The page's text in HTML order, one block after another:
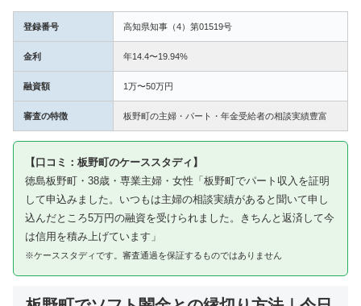
登録番号 高知県知事（4）第01519号
金利 年14.4〜19.94%
融資額 1万〜50万円
審査の特徴 板野町の主婦・パート・年金受給者の相談実績豊富
【口コミ：板野町のケーススタディ】
徳島板野町・38歳・専業主婦・女性「板野町でパート収入を証明
して申込みました。いつもは主婦の相談実績があると聞いて申し
込んだところ5万円の融資を受けられました。きちんと返済して今
は信用を積み上げています」
※ケーススタディです。審査通過を保証するものではありません